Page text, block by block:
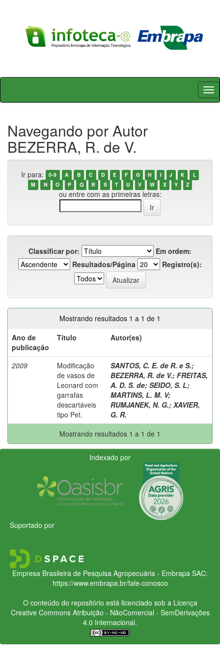
Skip
Navegando por Autor
BEZERRA, R. de V.
Ir para: 0-9 A B C D E F G H I J K
L
M
N O P Q R S T U V W X Y Z
ou entre com as primeiras letras:
Classificar por:
Em ordem:
Resultados/Página
Registro(s):
Mostrando resultados 1 a 1 de 1
Ano de
publicação
Título Autor(es)
2009
Modificação
de vasos de
Leonard com
garrafas
descartáveis
tipo Pet.
SANTOS, C. E. de R. e S.;
BEZERRA, R. de V.; FREITAS,
A. D. S. de; SEIDO, S. L;
MARTINS, L. M. V;
RUMJANEK, N. G.; XAVIER,
G. R.
Mostrando resultados 1 a 1 de 1
Indexado por
Suportado por
Empresa Brasileira de Pesquisa Agropecuária - Embrapa SAC:
https://www.embrapa.br/fale-conosco
O conteúdo do repositório está licenciado sob a Licença
Creative CommonsAtribuição - NãoComercial - SemDerivações
4.0 Internacional.